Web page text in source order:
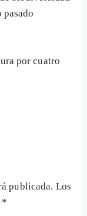
por cuatro
publicada. Los
*